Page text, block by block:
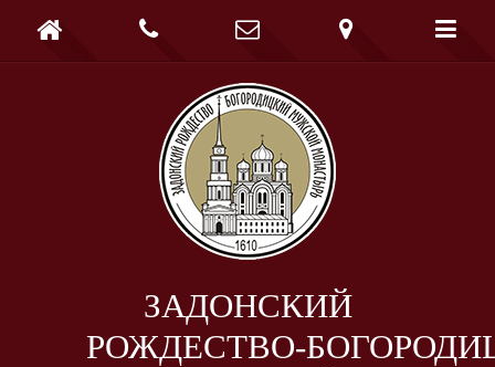
ЗАДОНСКИЙ
РОЖДЕСТВО-
    